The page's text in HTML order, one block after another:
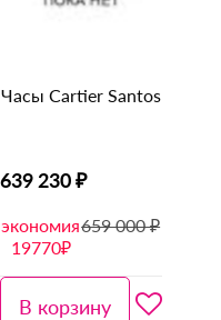
Часы Cartier Santos
639 230 ₽
экономия
19770₽
659 000 ₽
В корзину